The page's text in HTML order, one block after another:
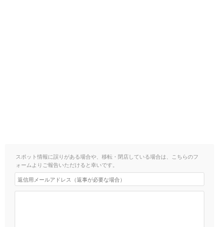
スポット情報に誤りがある場合や、移転・閉店している場合は、こちらのフ
ォームよりご報告いただけると幸いです。